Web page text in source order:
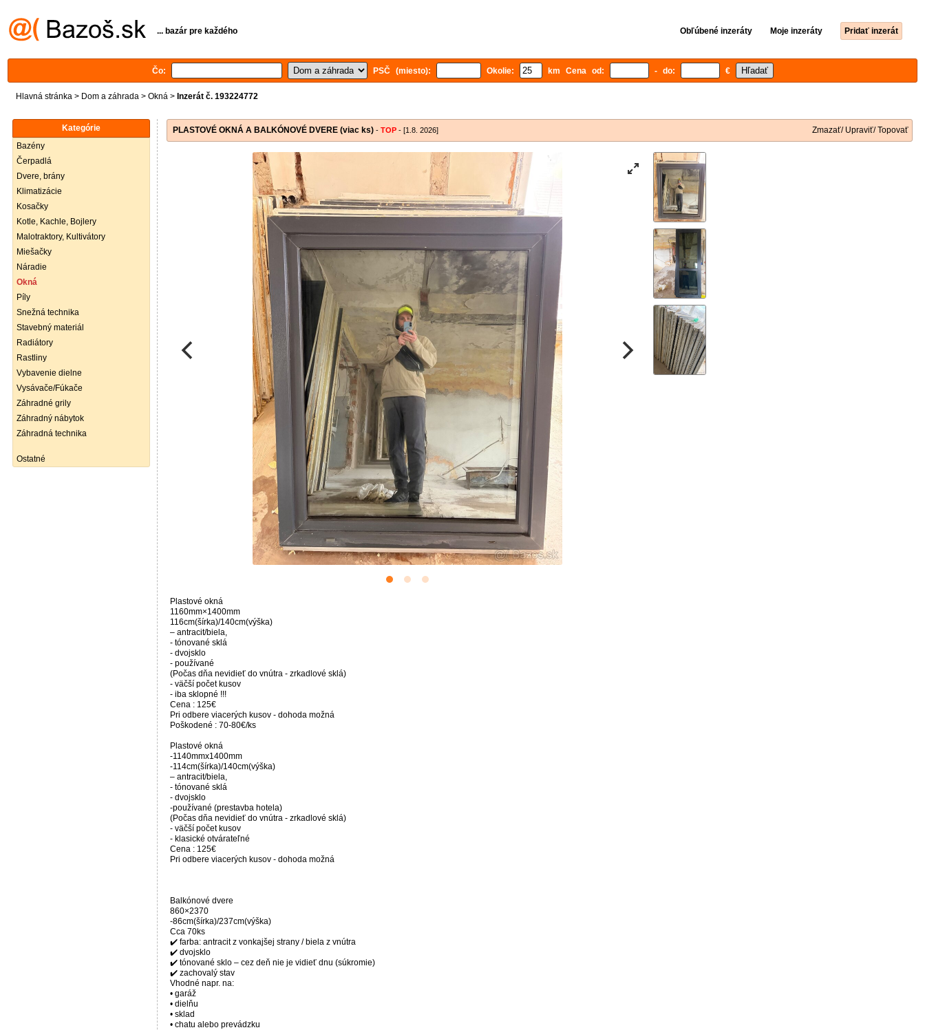
... bazár pre každého Obľúbené inzeráty Moje inzeráty Pridať inzerát
Čo: PSČ (miesto): Okolie: km Cena od: - do: €
Hlavná stránka > Dom a záhrada > Okná > Inzerát č. 193224772
Kategórie
Bazény
Čerpadlá
Dvere, brány
Klimatizácie
Kosačky
Kotle, Kachle, Bojlery
Malotraktory, Kultivátory
Miešačky
Náradie
Okná
Píly
Snežná technika
Stavebný materiál
Radiátory
Rastliny
Vybavenie dielne
Vysávače/Fúkače
Záhradné grily
Záhradný nábytok
Záhradná technika
Ostatné
PLASTOVÉ OKNÁ A BALKÓNOVÉ DVERE (viac ks) - TOP - [1.8. 2026] Zmazať/ Upraviť/ Topovať
Plastové okná
1160mm×1400mm
116cm(šírka)/140cm(výška)
– antracit/biela,
- tónované sklá
- dvojsklo
- používané
(Počas dňa nevidieť do vnútra - zrkadlové sklá)
- väčší počet kusov
- iba sklopné !!!
Cena : 125€
Pri odbere viacerých kusov - dohoda možná
Poškodené : 70-80€/ks
Plastové okná
-1140mmx1400mm
-114cm(šírka)/140cm(výška)
– antracit/biela,
- tónované sklá
- dvojsklo
-používané (prestavba hotela)
(Počas dňa nevidieť do vnútra - zrkadlové sklá)
- väčší počet kusov
- klasické otvárateľné
Cena : 125€
Pri odbere viacerých kusov - dohoda možná
Balkónové dvere
860×2370
-86cm(šírka)/237cm(výška)
Cca 70ks
✔️ farba: antracit z vonkajšej strany / biela z vnútra
✔️ dvojsklo
✔️ tónované sklo – cez deň nie je vidieť dnu (súkromie)
✔️ zachovalý stav
Vhodné napr. na:
• garáž
• dielňu
• sklad
• chatu alebo prevádzku